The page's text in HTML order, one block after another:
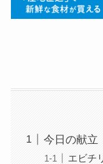
今日の献立
エビチ